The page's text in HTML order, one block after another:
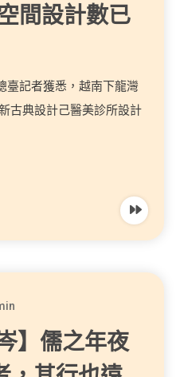
間設計數已
臺記者獲悉，越南下龍灣
古典設計己醫美診所設計
】儒之年夜